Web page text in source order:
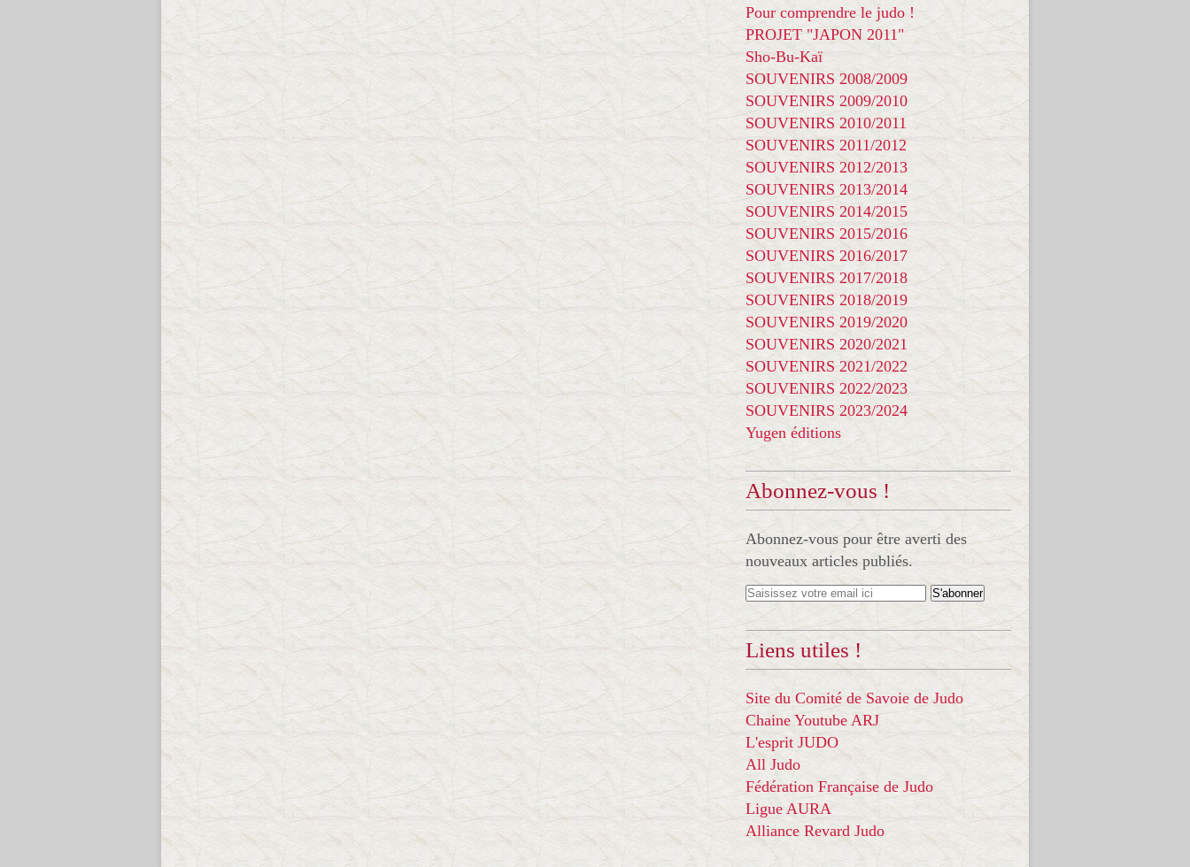
Pour comprendre le judo !
PROJET "JAPON 2011"
Sho-Bu-Kaï
SOUVENIRS 2008/2009
SOUVENIRS 2009/2010
SOUVENIRS 2010/2011
SOUVENIRS 2011/2012
SOUVENIRS 2012/2013
SOUVENIRS 2013/2014
SOUVENIRS 2014/2015
SOUVENIRS 2015/2016
SOUVENIRS 2016/2017
SOUVENIRS 2017/2018
SOUVENIRS 2018/2019
SOUVENIRS 2019/2020
SOUVENIRS 2020/2021
SOUVENIRS 2021/2022
SOUVENIRS 2022/2023
SOUVENIRS 2023/2024
Yugen éditions
Abonnez-vous !
Abonnez-vous pour être averti des
nouveaux articles publiés.
Liens utiles !
Site du Comité de Savoie de Judo
Chaine Youtube ARJ
L'esprit JUDO
All Judo
Fédération Française de Judo
Ligue AURA
Alliance Revard Judo